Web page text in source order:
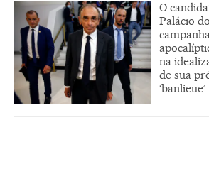
O
Palácio
na
de sua
‘banlieue’